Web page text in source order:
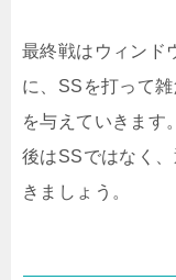
最終戦はウィンド
に、SSを打って
を与えていきます
後はSSではなく
きましょう。